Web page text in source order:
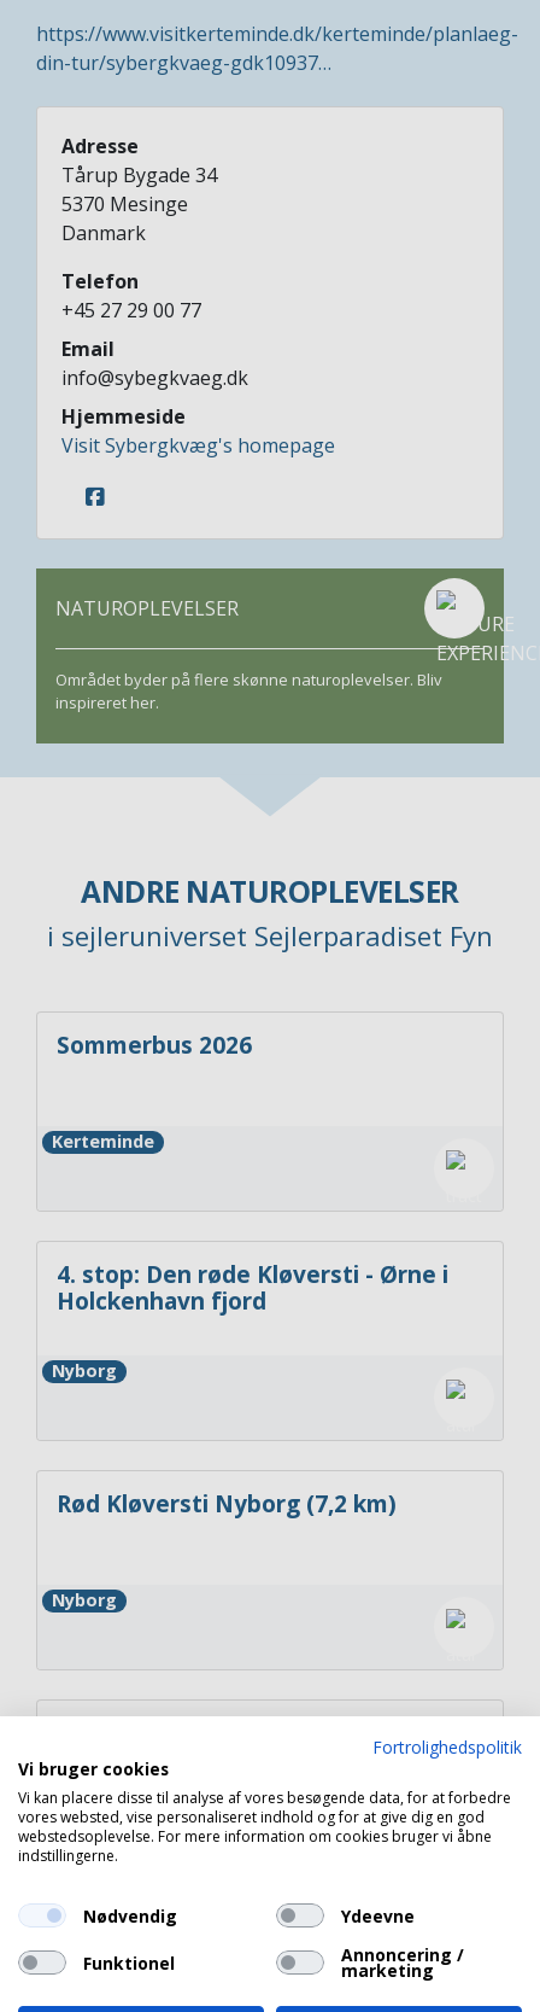
https://www.visitkerteminde.dk/kerteminde/planlaeg-
din-tur/sybergkvaeg-gdk10937…
Adresse
Tårup Bygade 34
5370 Mesinge
Danmark
Telefon
+45 27 29 00 77
Email
info@sybegkvaeg.dk
Hjemmeside
Visit Sybergkvæg's homepage
NATUROPLEVELSER
Området byder på flere skønne naturoplevelser. Bliv
inspireret her.
ANDRE NATUROPLEVELSER
i sejleruniverset Sejlerparadiset Fyn
Sommerbus 2026
Kerteminde
4. stop: Den røde Kløversti - Ørne i
Holckenhavn fjord
Nyborg
Rød Kløversti Nyborg (7,2 km)
Nyborg
Middelfart
Copyright 2026 © Havneguide.dk
Fortrolighedspolitik
Vi bruger cookies
Vi kan placere disse til analyse af vores besøgende data, for at forbedre
vores websted, vise personaliseret indhold og for at give dig en god
webstedsoplevelse. For mere information om cookies bruger vi åbne
indstillingerne.
Nødvendig Ydeevne
Funktionel Annoncering /
marketing